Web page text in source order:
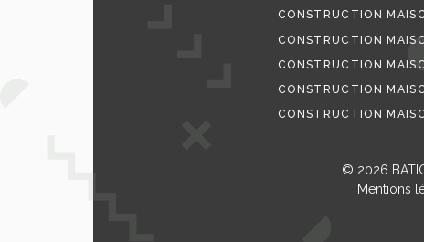
CONSTRUCTION
CONSTRUCTION
CONSTRUCTION
CONSTRUCTION
CONSTRUCTION
© 2026
Mentions